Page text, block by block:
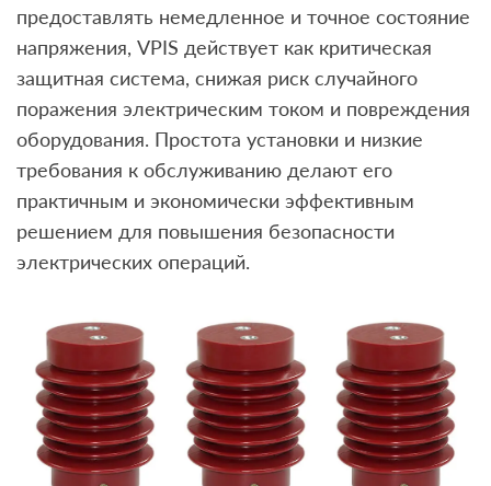
предоставлять немедленное и точное состояние
напряжения, VPIS действует как критическая
защитная система, снижая риск случайного
поражения электрическим током и повреждения
оборудования. Простота установки и низкие
требования к обслуживанию делают его
практичным и экономически эффективным
решением для повышения безопасности
электрических операций.